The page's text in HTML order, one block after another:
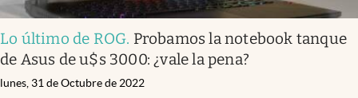
Lo último de ROG. Probamos la notebook tanque
de Asus de u$s 3000: ¿vale la pena?
lunes, 31 de Octubre de 2022